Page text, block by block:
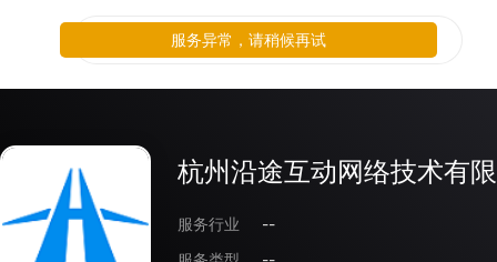
杭州沿途互动网络技术有
服务行业
--
服务异常，请稍候再试